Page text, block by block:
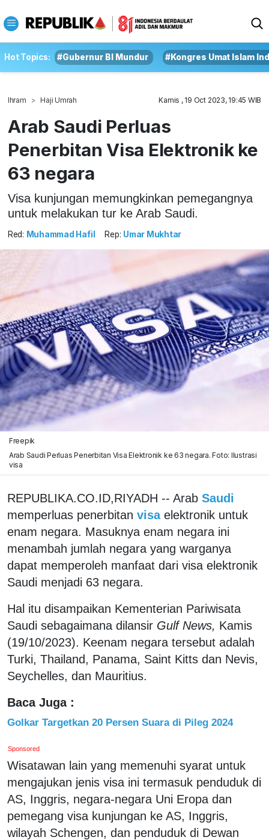
Hot Topics: #Gubernur BI Mundur #Kongres Umat Islam
Ihram Haji Umrah Kamis , 19 Oct 2023, 19:45 WIB
Arab Saudi Perluas
Penerbitan Visa Elektronik ke
63 negara
Visa kunjungan memungkinkan pemegangnya
untuk melakukan tur ke Arab Saudi.
Red: Muhammad Hafil Rep: Umar Mukhtar
Freepik
Arab Saudi Perluas Penerbitan Visa Elektronik ke 63 negara. Foto: Ilustrasi
visa
REPUBLIKA.CO.ID,RIYADH -- Arab Saudi
memperluas penerbitan visa elektronik untuk
enam negara. Masuknya enam negara ini
menambah jumlah negara yang warganya
dapat memperoleh manfaat dari visa elektronik
Saudi menjadi 63 negara.
Hal itu disampaikan Kementerian Pariwisata
Saudi sebagaimana dilansir Gulf News, Kamis
(19/10/2023). Keenam negara tersebut adalah
Turki, Thailand, Panama, Saint Kitts dan Nevis,
Seychelles, dan Mauritius.
Baca Juga :
Golkar Targetkan 20 Persen Suara di Pileg 2024
Sponsored
Wisatawan lain yang memenuhi syarat untuk
mengajukan jenis visa ini termasuk penduduk di
AS, Inggris, negara-negara Uni Eropa dan
pemegang visa kunjungan ke AS, Inggris,
wilayah Schengen, dan penduduk di Dewan